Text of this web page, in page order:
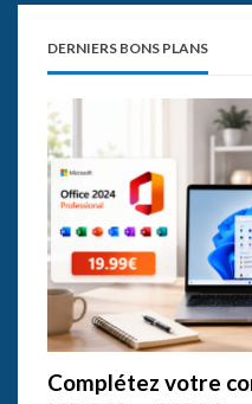
DERNIERS BONS PLANS
Complétez votre